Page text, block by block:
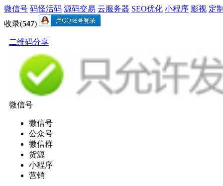
微信号 码怪活码 源码交易 云服务器 SEO优化 小程序 影视 定
收录(547)
二维码分享
微信号
微信号
公众号
微信群
货源
小程序
营销